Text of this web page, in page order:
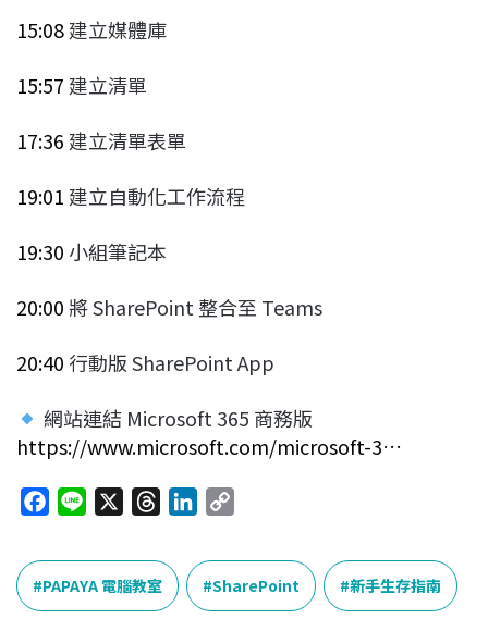
15:08建立媒體庫
15:57 建立清單
17:36 建立清單表單
19:01 建立自動化工作流程
19:30 小組筆記本
20:00將 SharePoint 整合至 Teams
20:40 行動版 SharePoint App
網站連結 Microsoft 365 商務版
https://www.microsoft.com/microsoft-3…
c
e
b
n
e
r
e
a
n
k
e
p
y
L
PAPAYA 電腦教室 SharePoint 新手生存指南